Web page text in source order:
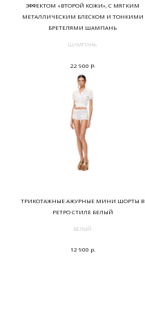
ЭФФЕКТОМ «ВТОРОЙ КОЖИ», С МЯГКИМ
МЕТАЛЛИЧЕСКИМ БЛЕСКОМ И ТОНКИМИ
БРЕТЕЛЯМИ ШАМПАНЬ
ШАМПАНЬ
22 900 р.
ТРИКОТАЖНЫЕ АЖУРНЫЕ МИНИ ШОРТЫ В
РЕТРО СТИЛЕ БЕЛЫЙ
БЕЛЫЙ
12 900 р.